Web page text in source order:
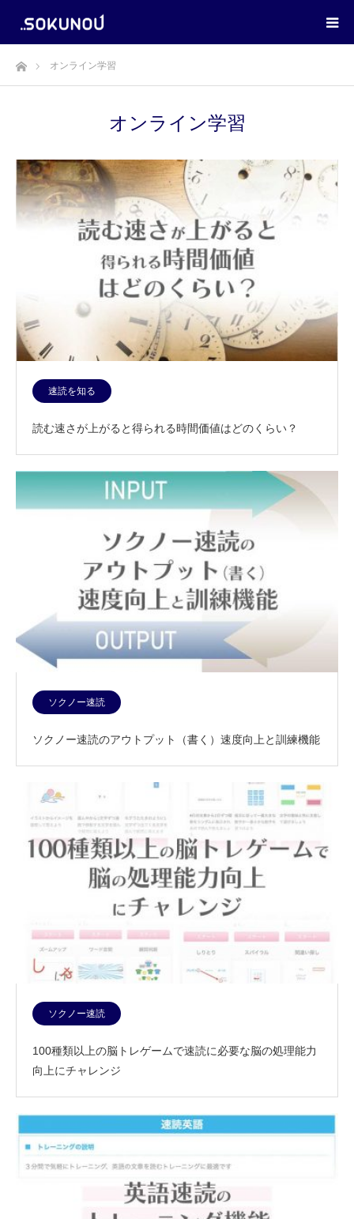
ホームオンライン学習
オンライン学習
速読を知る
読む速さが上がると得られる時間価値はどのくらい？
ソクノー速読
ソクノー速読のアウトプット（書く）速度向上と訓練機能
ソクノー速読
100種類以上の脳トレゲームで速読に必要な脳の処理能力
向上にチャレンジ